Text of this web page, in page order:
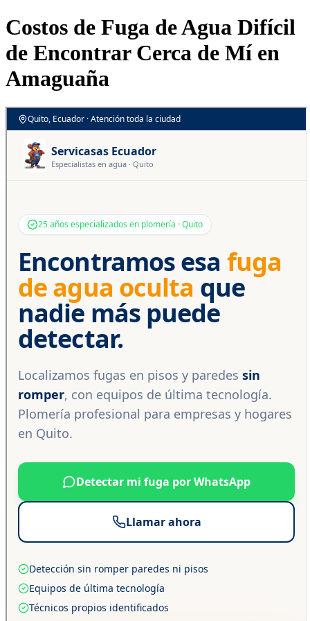
Costos de Fuga de Agua Difícil
de Encontrar Cerca de Mí en
Amaguaña